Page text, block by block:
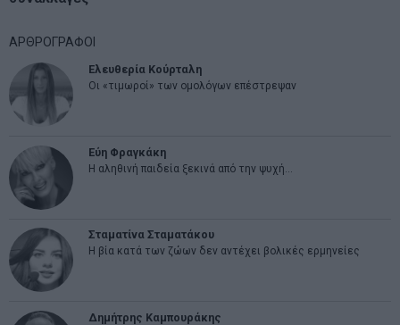
ΑΡΘΡΟΓΡΑΦΟΙ
Ελευθερία Κούρταλη
Οι «τιμωροί» των ομολόγων επέστρεψαν
Εύη Φραγκάκη
Η αληθινή παιδεία ξεκινά από την ψυχή…
Σταματίνα Σταματάκου
Η βία κατά των ζώων δεν αντέχει βολικές ερμηνείες
Δημήτρης Καμπουράκης